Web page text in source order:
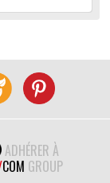
ADHÉRER À
COM GROUP